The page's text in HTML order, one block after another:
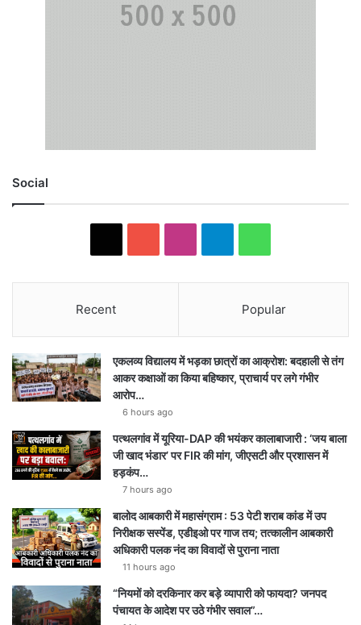
Social
Recent Popular
एकलव्य विद्यालय में भड़का छात्रों का आक्रोश: बदहाली से तंग
आकर कक्षाओं का किया बहिष्कार, प्राचार्य पर लगे गंभीर
आरोप…
6 hours ago
पत्थलगांव में यूरिया-DAP की भयंकर कालाबाजारी : ‘जय बाला
जी खाद भंडार’ पर FIR की मांग, जीएसटी और प्रशासन में
हड़कंप…
7 hours ago
बालोद आबकारी में महासंग्राम : 53 पेटी शराब कांड में उप
निरीक्षक सस्पेंड, एडीइओ पर गाज तय; तत्कालीन आबकारी
अधिकारी पलक नंद का विवादों से पुराना नाता
11 hours ago
“नियमों को दरकिनार कर बड़े व्यापारी को फायदा? जनपद
पंचायत के आदेश पर उठे गंभीर सवाल”…